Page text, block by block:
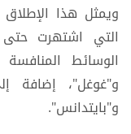
ويمثل هذا الإطلاق
التي اشتهرت حتى
الوسائط
و"غوغل"، إضافة
و"بايتدانس".